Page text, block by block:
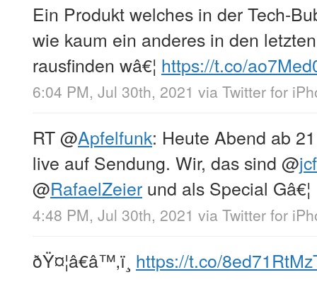
Ein Produkt welches in der Tech-
wie kaum ein anderes in den
rausfinden wâ€¦ https://t.co/
6:04 PM, Jul 30th, 2021 via Twitter for
RT@Apfelfunk: Heute Abend ab
live auf Sendung. Wir, das sind @
@RafaelZeier und als Special Gâ€¦
4:48 PM, Jul 30th, 2021 via Twitter for
ðŸ¤¦â€â™‚ï¸ https://t.co/